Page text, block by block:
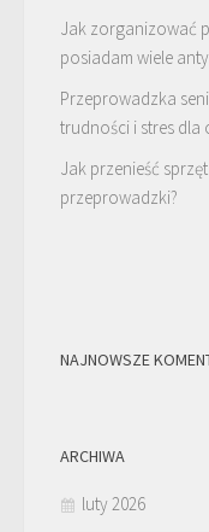
Jak zorganizować
posiadam wiele
Przeprowadzka
trudności i stres dla
Jak przenieść
przeprowadzki?
NAJNOWSZE
ARCHIWA
luty 2026